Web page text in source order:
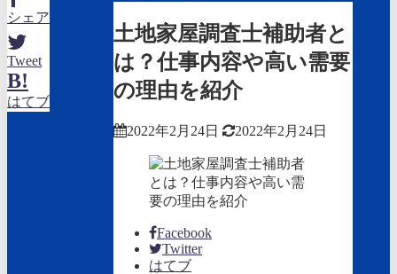
シェア
Tweet
B!
はてブ
土地家屋調査士補助者と
は？仕事内容や高い需要
の理由を紹介
2022年2月24日 2022年2月24日
Facebook
Twitter
はてブ